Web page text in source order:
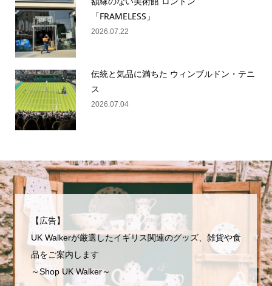
「FRAMELESS」
2026.07.22
伝統と気品に満ちた ウィンブルドン・テニ
ス
2026.07.04
【広告】
UK Walkerが厳選したイギリス関連のグッズ、雑貨や食
品をご案内します
～Shop UK Walker～